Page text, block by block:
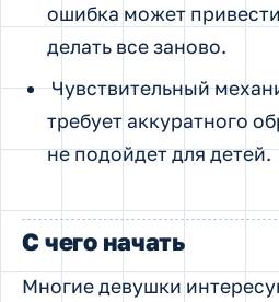
ошибка может
делать все заново.
Чувствительный
требует аккуратного
не подойдет для детей.
С чего начать
Многие девушки